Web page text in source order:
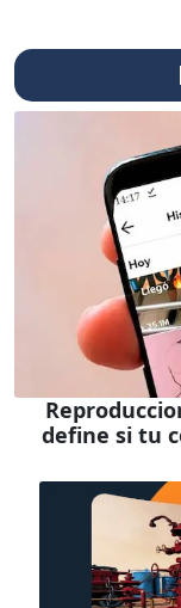
define si tu